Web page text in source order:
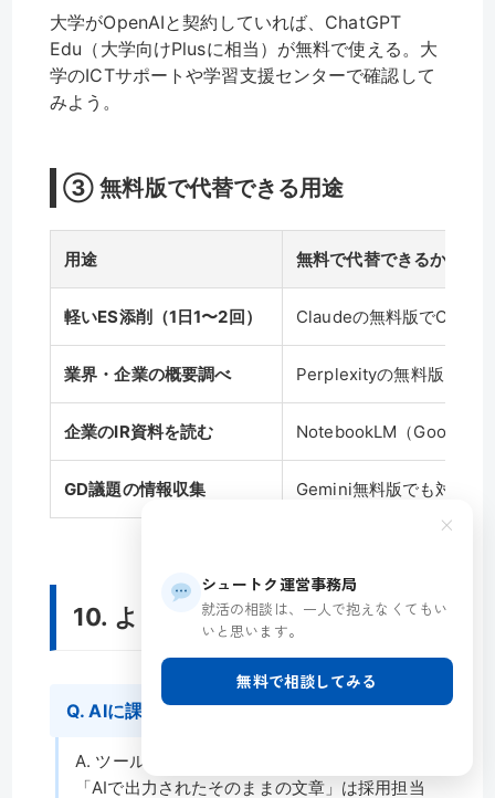
大学がOpenAIと契約していれば、ChatGPT
Edu（大学向けPlusに相当）が無料で使える。大
学のICTサポートや学習支援センターで確認して
みよう。
③ 無料版で代替できる用途
用途 無料で代替できるか
軽いES添削（1日1〜2回） Claudeの無料版でOK
業界・企業の概要調べ Perplexityの無料版（1日
企業のIR資料を読む NotebookLM（Google・
GD議題の情報収集 Gemini無料版でも対応可
10. よくある質問（FAQ）
Q. AIに課金したら就活で有利になれますか？
A. ツールを使うだけでは有利になりません。
「AIで出力されたそのままの文章」は採用担当
×
シュートク運営事務局
就活の相談は、一人で抱えなくてもい
いと思います。
無料で相談してみる